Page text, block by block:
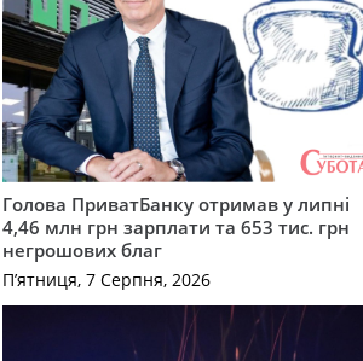
Голова ПриватБанку отримав у липні
4,46 млн грн зарплати та 653 тис. грн
негрошових благ
П’ятниця, 7 Серпня, 2026